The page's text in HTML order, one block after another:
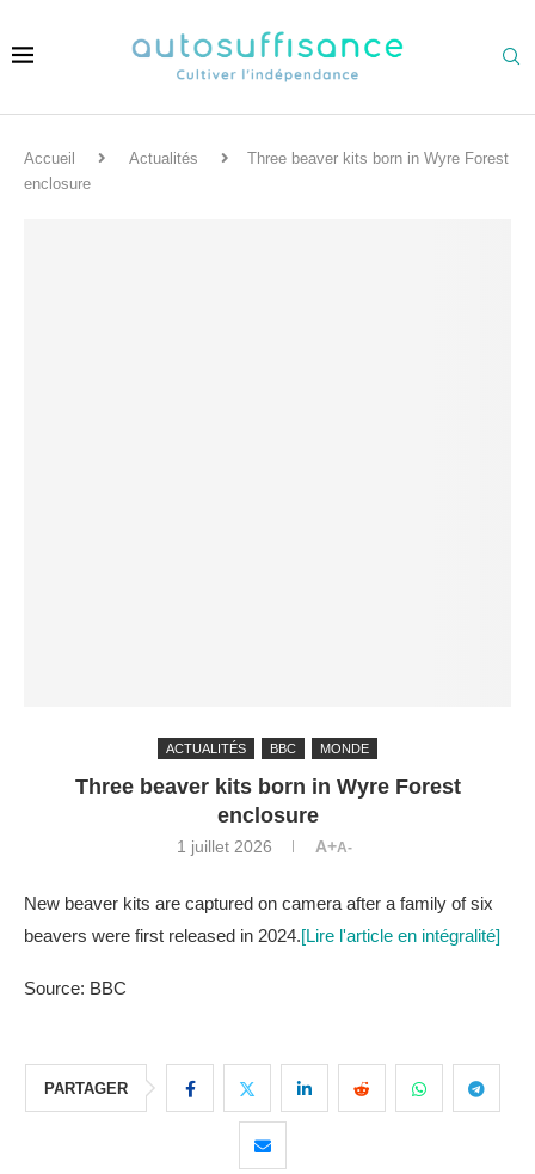
Accueil Actualités
Three beaver kits born in Wyre Forest
enclosure
ACTUALITÉS BBC MONDE
Three beaver kits born in Wyre Forest
enclosure
1 juillet 2026 A+A-
New beaver kits are captured on camera after a family of six
beavers were first released in 2024.[Lire l'article en intégralité]
Source: BBC
PARTAGER